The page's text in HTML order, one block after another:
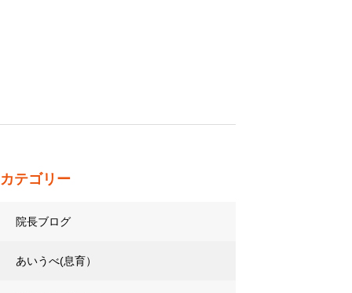
カテゴリー
院長ブログ
あいうべ(息育）